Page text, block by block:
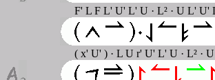
F' L F L' U' L' U · L² · U L' U'
( x' U' ) · L U r' U' L' U · L² ·